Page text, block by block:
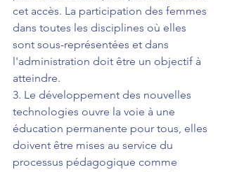
cet accès. La participation des femmes
dans toutes les disciplines où elles
sont sous-représentées et dans
l'administration doit être un objectif à
atteindre.
3. Le développement des nouvelles
technologies ouvre la voie à une
éducation permanente pour tous, elles
doivent être mises au service du
processus pédagogique comme